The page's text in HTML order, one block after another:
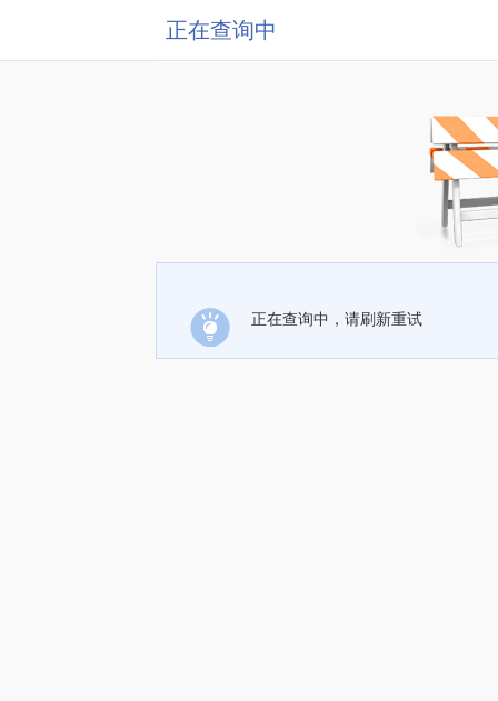
正在查询中
正在查询中，请刷新重试